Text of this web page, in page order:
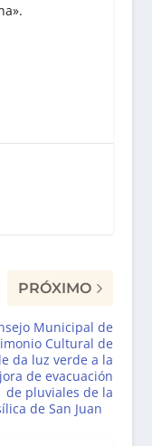
PRÓXIMO
Municipal de
Cultural de
da luz verde a la
de evacuación
de pluviales de la
de San Juan